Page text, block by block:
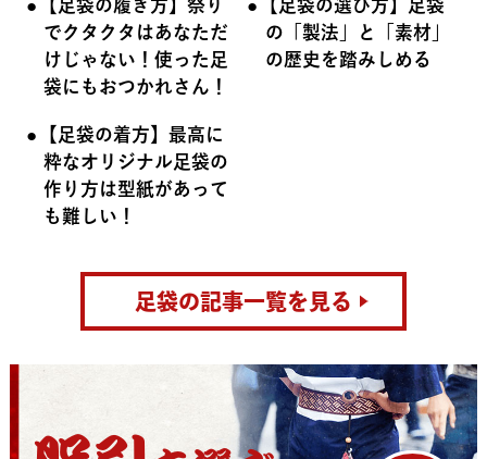
【足袋の履き方】祭り
でクタクタはあなただ
けじゃない！使った足
袋にもおつかれさん！
【足袋の選び方】足袋
の「製法」と「素材」
の歴史を踏みしめる
【足袋の着方】最高に
粋なオリジナル足袋の
作り方は型紙があって
も難しい！
足袋の記事一覧を見る